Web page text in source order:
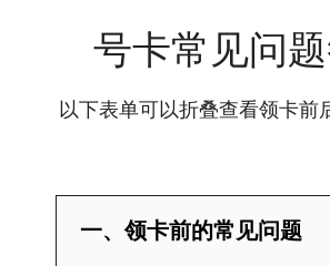
号卡常见问
以下表单可以折叠查看领卡前
一、领卡前的常见问题